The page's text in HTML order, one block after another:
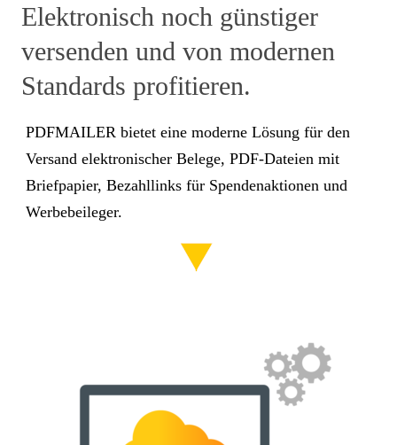
Elektronisch noch günstiger
versenden und von modernen
Standards profitieren.
PDFMAILER bietet eine moderne Lösung für den
Versand elektronischer Belege, PDF-Dateien mit
Briefpapier, Bezahllinks für Spendenaktionen und
Werbebeileger.